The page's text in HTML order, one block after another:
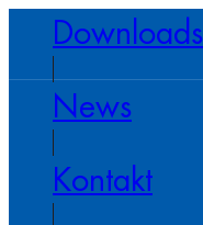
Downloads
News
Kontakt